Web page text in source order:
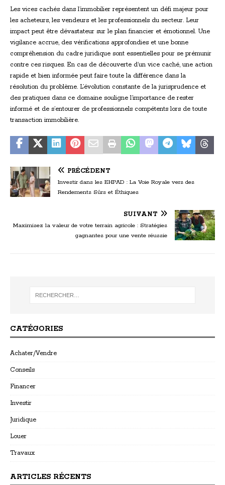
Les vices cachés dans l’immobilier représentent un défi majeur pour
les acheteurs, les vendeurs et les professionnels du secteur. Leur
impact peut être dévastateur sur le plan financier et émotionnel. Une
vigilance accrue, des vérifications approfondies et une bonne
compréhension du cadre juridique sont essentielles pour se prémunir
contre ces risques. En cas de découverte d’un vice caché, une action
rapide et bien informée peut faire toute la différence dans la
résolution du problème. L’évolution constante de la jurisprudence et
des pratiques dans ce domaine souligne l’importance de rester
informé et de s’entourer de professionnels compétents lors de toute
transaction immobilière.
PRÉCÉDENT
Investir dans les EHPAD : La Voie Royale vers des
Rendements Sûrs et Éthiques
SUIVANT
Maximisez la valeur de votre terrain agricole : Stratégies
gagnantes pour une vente réussie
CATÉGORIES
Achater/Vendre
Conseils
Financer
Investir
Juridique
Louer
Travaux
ARTICLES RÉCENTS